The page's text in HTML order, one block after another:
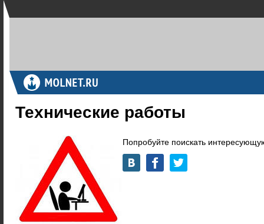
Технические работы
Попробуйте поискать